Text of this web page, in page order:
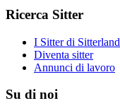
Ricerca Sitter
I Sitter di
Diventa sitter
Annunci di lavoro
Su di noi